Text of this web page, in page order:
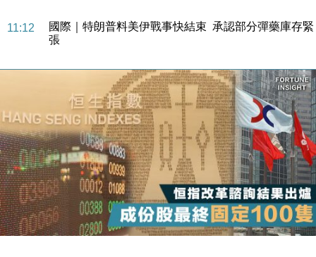
11:12
國際｜特朗普料美伊戰事快結束 承認部分彈藥庫存緊
張
財經｜精星香港夥菜鳥拓全球智慧倉儲市場 加快海外
市場落地
14:50
地產｜大酒店中期轉賺2300萬元 斥21億翻新香港及
東京半島
13:12
國際｜特朗普赴洛杉磯高球場活動前 男子攜槍彈被捕
12:30
財經｜香港7月PMI回落至51 企業擴張放慢兼縮減人
手
11:40
財經｜黑石傳再籌逾360億美元 支援Anthropic租用